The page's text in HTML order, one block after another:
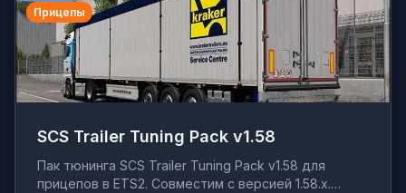
Прицепы
SCS Trailer Tuning Pack v1.58
Пак тюнинга SCS Trailer Tuning Pack v1.58 для
прицепов в ETS2. Совместим с версией 1.58.x.